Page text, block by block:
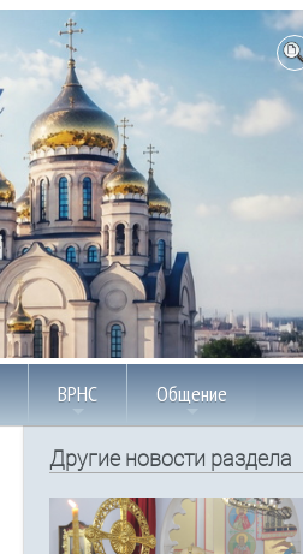
ВРНС Общение
Другие новости раздела